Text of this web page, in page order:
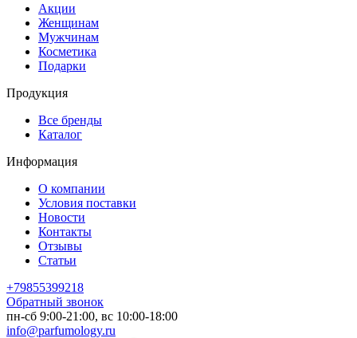
Акции
Женщинам
Мужчинам
Косметика
Подарки
Продукция
Все бренды
Каталог
Информация
О компании
Условия поставки
Новости
Контакты
Отзывы
Статьи
+79855399218
Обратный звонок
пн-сб 9:00-21:00, вс 10:00-18:00
info@parfumology.ru